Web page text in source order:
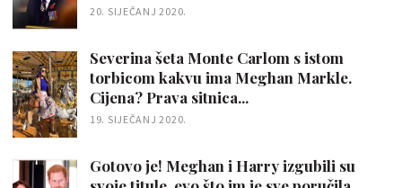
20. SIJEČANJ 2020.
Severina šeta Monte Carlom s istom
torbicom kakvu ima Meghan Markle.
Cijena? Prava sitnica...
19. SIJEČANJ 2020.
Gotovo je! Meghan i Harry izgubili su